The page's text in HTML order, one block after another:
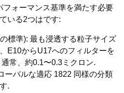
ォーマンス基準を満たす必要
いる2つはです:
標準): 最も浸透する粒子サイズ
E10からU17へのフィルターを
常、約0.1〜0.3ミクロン.
ーバルな適応 1822 同様の分類
.